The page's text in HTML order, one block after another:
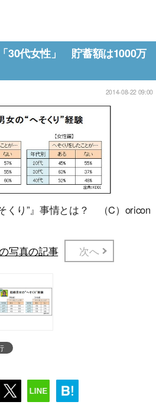
30代女性」 貯蓄額は1000万
2014-08-22 09:00
くり”』事情とは？ （C）oricon
写真の記事 次へ